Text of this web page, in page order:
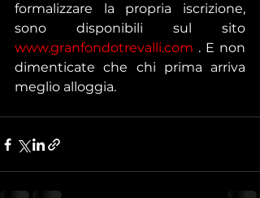
formalizzare la propria iscrizione,
www.granfondotrevalli.com . E non
dimenticate che chi prima arriva
meglio alloggia.